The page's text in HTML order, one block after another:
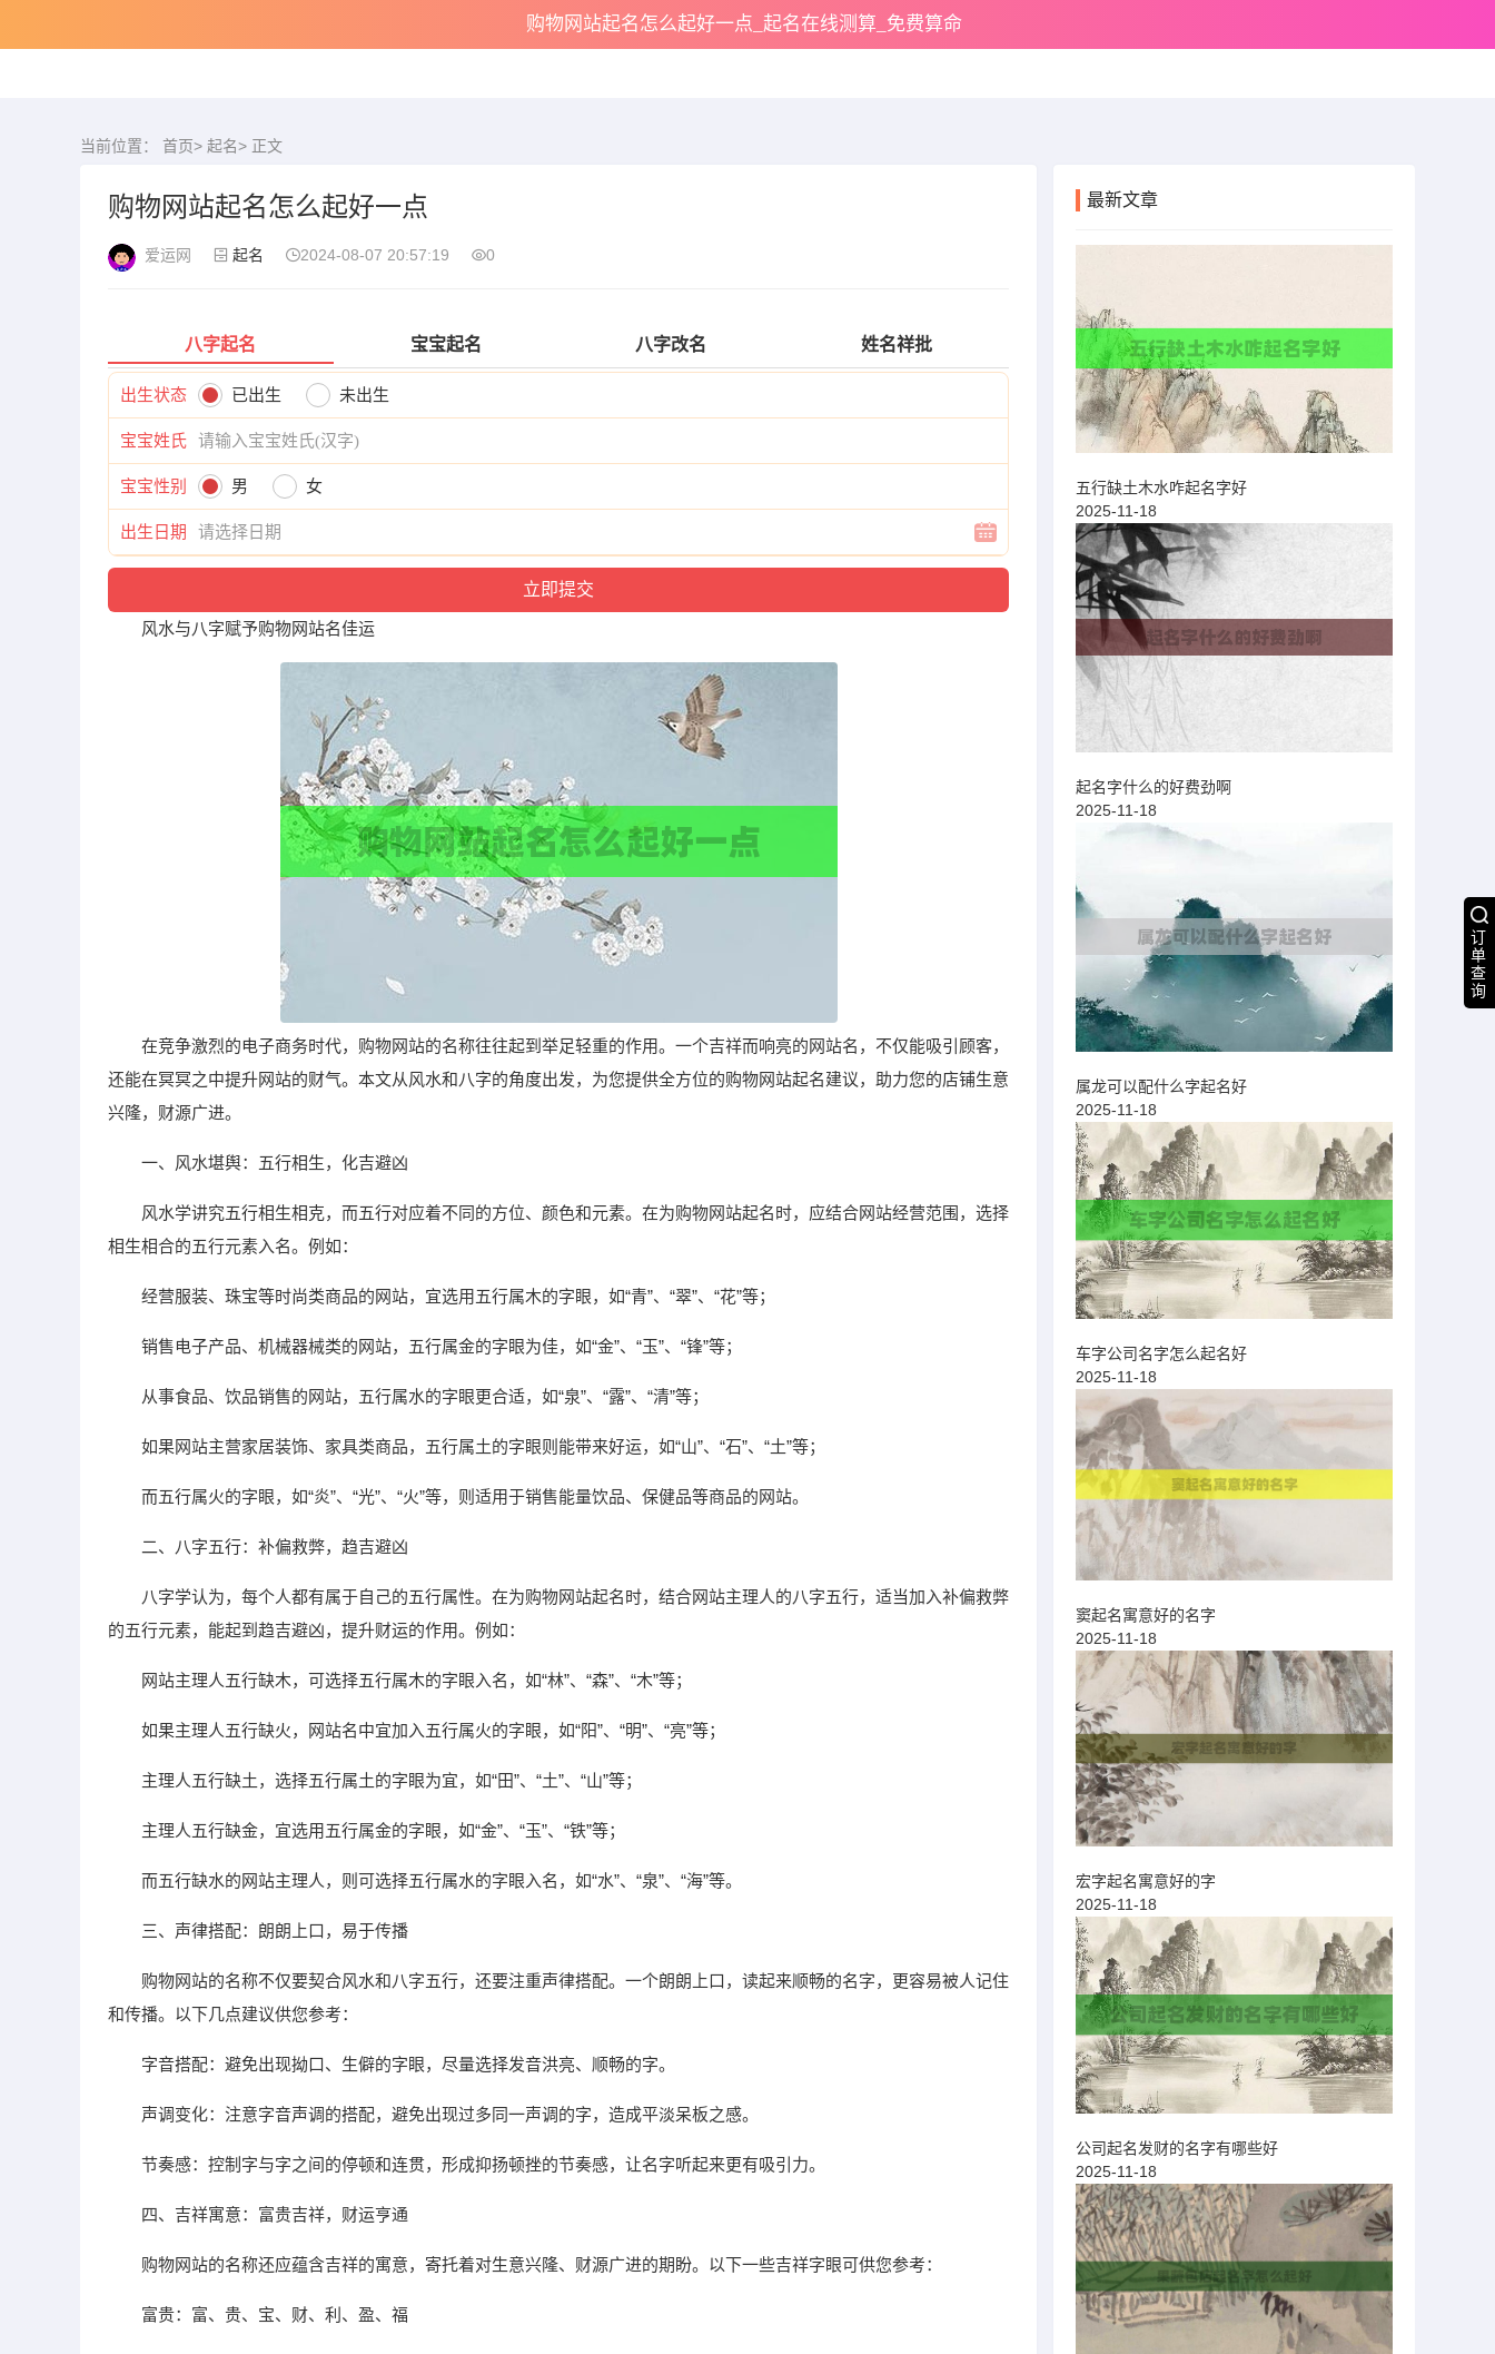
购物网站起名怎么起好一点_起名在线测算_免费算命
订
单
查
询
当前位置： 首页> 起名> 正文
购物网站起名怎么起好一点
爱运网 起名 2024-08-07 20:57:19 0
八字起名 宝宝起名 八字改名 姓名祥批
出生状态 已出生 未出生
宝宝姓氏
宝宝性别 男 女
出生日期
风水与八字赋予购物网站名佳运
在竞争激烈的电子商务时代，购物网站的名称往往起到举足轻重的作用。一个吉祥而响亮的网站名，不仅能吸引顾客，
还能在冥冥之中提升网站的财气。本文从风水和八字的角度出发，为您提供全方位的购物网站起名建议，助力您的店铺生意
兴隆，财源广进。
一、风水堪舆：五行相生，化吉避凶
风水学讲究五行相生相克，而五行对应着不同的方位、颜色和元素。在为购物网站起名时，应结合网站经营范围，选择
相生相合的五行元素入名。例如：
经营服装、珠宝等时尚类商品的网站，宜选用五行属木的字眼，如“青”、“翠”、“花”等；
销售电子产品、机械器械类的网站，五行属金的字眼为佳，如“金”、“玉”、“锋”等；
从事食品、饮品销售的网站，五行属水的字眼更合适，如“泉”、“露”、“清”等；
如果网站主营家居装饰、家具类商品，五行属土的字眼则能带来好运，如“山”、“石”、“土”等；
而五行属火的字眼，如“炎”、“光”、“火”等，则适用于销售能量饮品、保健品等商品的网站。
二、八字五行：补偏救弊，趋吉避凶
八字学认为，每个人都有属于自己的五行属性。在为购物网站起名时，结合网站主理人的八字五行，适当加入补偏救弊
的五行元素，能起到趋吉避凶，提升财运的作用。例如：
网站主理人五行缺木，可选择五行属木的字眼入名，如“林”、“森”、“木”等；
如果主理人五行缺火，网站名中宜加入五行属火的字眼，如“阳”、“明”、“亮”等；
主理人五行缺土，选择五行属土的字眼为宜，如“田”、“土”、“山”等；
主理人五行缺金，宜选用五行属金的字眼，如“金”、“玉”、“铁”等；
而五行缺水的网站主理人，则可选择五行属水的字眼入名，如“水”、“泉”、“海”等。
三、声律搭配：朗朗上口，易于传播
购物网站的名称不仅要契合风水和八字五行，还要注重声律搭配。一个朗朗上口，读起来顺畅的名字，更容易被人记住
和传播。以下几点建议供您参考：
字音搭配：避免出现拗口、生僻的字眼，尽量选择发音洪亮、顺畅的字。
声调变化：注意字音声调的搭配，避免出现过多同一声调的字，造成平淡呆板之感。
节奏感：控制字与字之间的停顿和连贯，形成抑扬顿挫的节奏感，让名字听起来更有吸引力。
四、吉祥寓意：富贵吉祥，财运亨通
购物网站的名称还应蕴含吉祥的寓意，寄托着对生意兴隆、财源广进的期盼。以下一些吉祥字眼可供您参考：
富贵：富、贵、宝、财、利、盈、福
最新文章
五行缺土木水咋起名字好
2025-11-18
起名字什么的好费劲啊
2025-11-18
属龙可以配什么字起名好
2025-11-18
车字公司名字怎么起名好
2025-11-18
窦起名寓意好的名字
2025-11-18
宏字起名寓意好的字
2025-11-18
公司起名发财的名字有哪些好
2025-11-18